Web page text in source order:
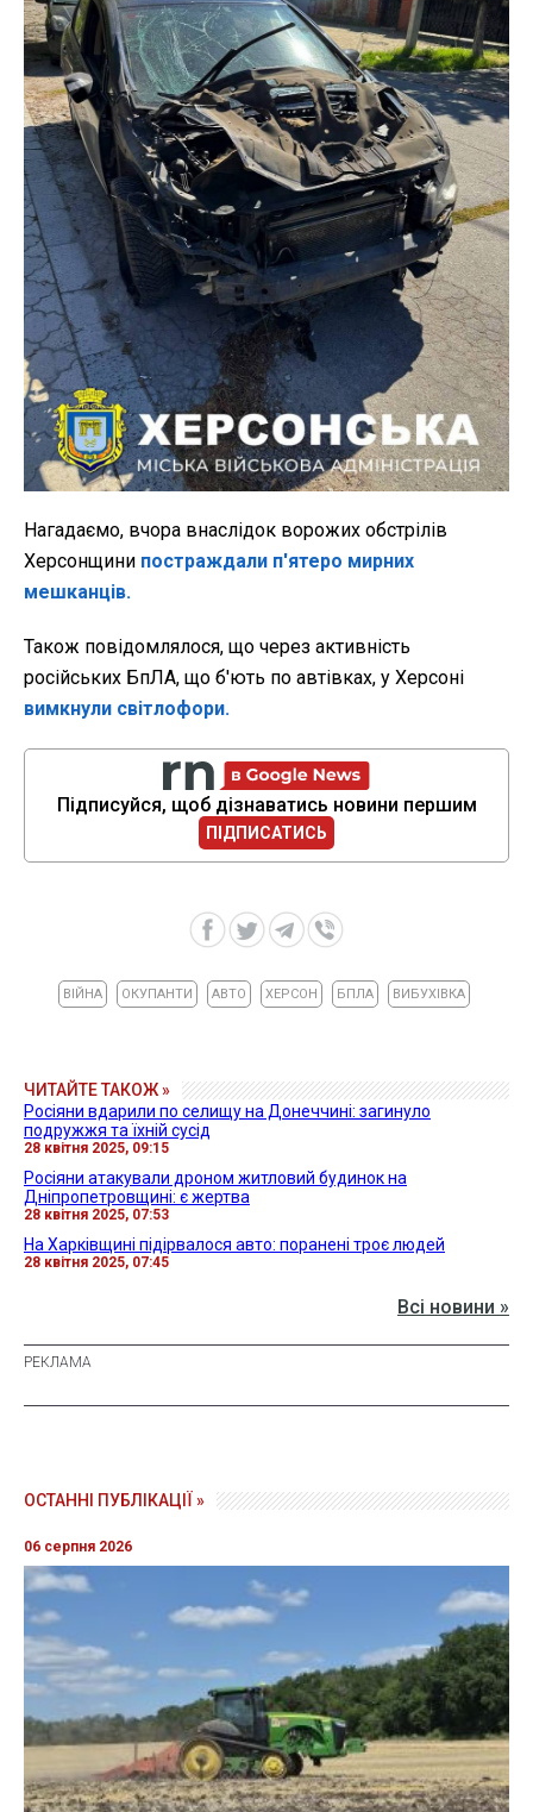
Нагадаємо, вчора внаслідок ворожих обстрілів
Херсонщини постраждали п'ятеро мирних
мешканців.
Також повідомлялося, що через активність
російських БпЛА, що б'ють по автівках, у Херсоні
вимкнули світлофори.
Підписуйся, щоб дізнаватись новини першим
ПІДПИСАТИСЬ
ВІЙНА ОКУПАНТИ АВТО ХЕРСОН БПЛА ВИБУХІВКА
ЧИТАЙТЕ ТАКОЖ »
Росіяни вдарили по селищу на Донеччині: загинуло
подружжя та їхній сусід
28 квітня 2025, 09:15
Росіяни атакували дроном житловий будинок на
Дніпропетровщині: є жертва
28 квітня 2025, 07:53
На Харківщині підірвалося авто: поранені троє людей
28 квітня 2025, 07:45
Всі новини »
ОСТАННІ ПУБЛІКАЦІЇ »
06 серпня 2026